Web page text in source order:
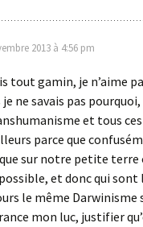
2013 à 4:56 pm
tout gamin, je n’aime
ne savais pas pourquoi,
et tous ces
parce que
sur notre petite terre
et donc qui
le même Darwinisme
mon luc, justifier